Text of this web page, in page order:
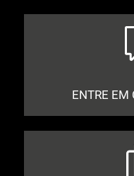
ENTRE EM